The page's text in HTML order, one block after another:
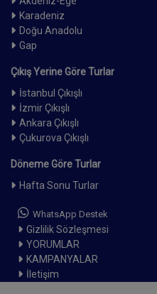
Karadeniz
Doğu Anadolu
Gap
Çıkış Yerine Göre Turlar
İstanbul Çıkışlı
İzmir Çıkışlı
Ankara Çıkışlı
Çukurova Çıkışlı
Döneme Göre Turlar
Hafta Sonu Turlar
WhatsApp Destek
Gizlilik Sözleşmesi
YORUMLAR
KAMPANYALAR
İletişim